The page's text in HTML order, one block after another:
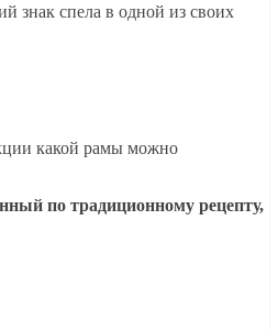
знак спела в одной из своих
какой рамы можно
по традиционному рецепту,